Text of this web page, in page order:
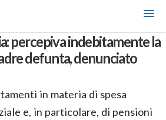
percepiva indebitamente la
defunta, denunciato
in materia di spesa
e, in particolare, di pensioni